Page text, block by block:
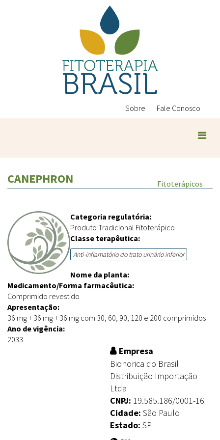
Sobre Fale Conosco
CANEPHRON Fitoterápicos
Categoria regulatória:
Produto Tradicional Fitoterápico
Classe terapêutica:
Anti-inflamatório do trato urinário inferior
Nome da planta:
Medicamento/Forma farmacêutica:
Comprimido revestido
Apresentação:
36 mg + 36 mg + 36 mg com 30, 60, 90, 120 e 200 comprimidos
Ano de vigência:
2033
Empresa
Bionorica do Brasil
Distribuição Importação
Ltda
CNPJ: 19.585.186/0001-16
Cidade: São Paulo
Estado: SP